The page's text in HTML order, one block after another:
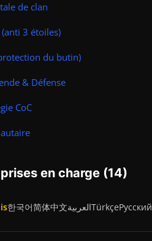
de clan
3 étoiles)
du butin)
& Défense
CoC
prises en charge (14)
한국어简体中文العربيةTürkçeРусский